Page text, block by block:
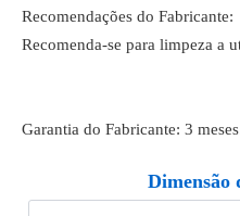
Recomendações do Fabricante:
Recomenda-se para limpeza a
Garantia do Fabricante: 3
Dimensão